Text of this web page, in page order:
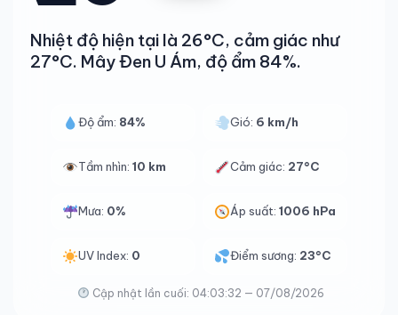
Nhiệt độ hiện tại là 26°C, cảm giác như
27°C. Mây Đen U Ám, độ ẩm 84%.
Độ ẩm: 84% Gió: 6 km/h
Tầm nhìn: 10 km Cảm giác: 27°C
Mưa: 0% Áp suất:1006 hPa
UV Index: 0 Điểm sương: 23°C
Cập nhật lần cuối: 04:03:32 — 07/08/2026